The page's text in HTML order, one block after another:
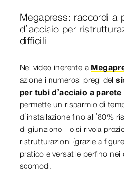
Megapress: raccordi a
d’acciaio per
difficili
Nel video inerente a
azione i numerosi pregi del
per tubi d’acciaio a parete
permette un risparmio di
d’installazione fino all’80%
di giunzione - e si rivela
ristrutturazioni (grazie a
pratico e versatile perfino nei
scomodi.